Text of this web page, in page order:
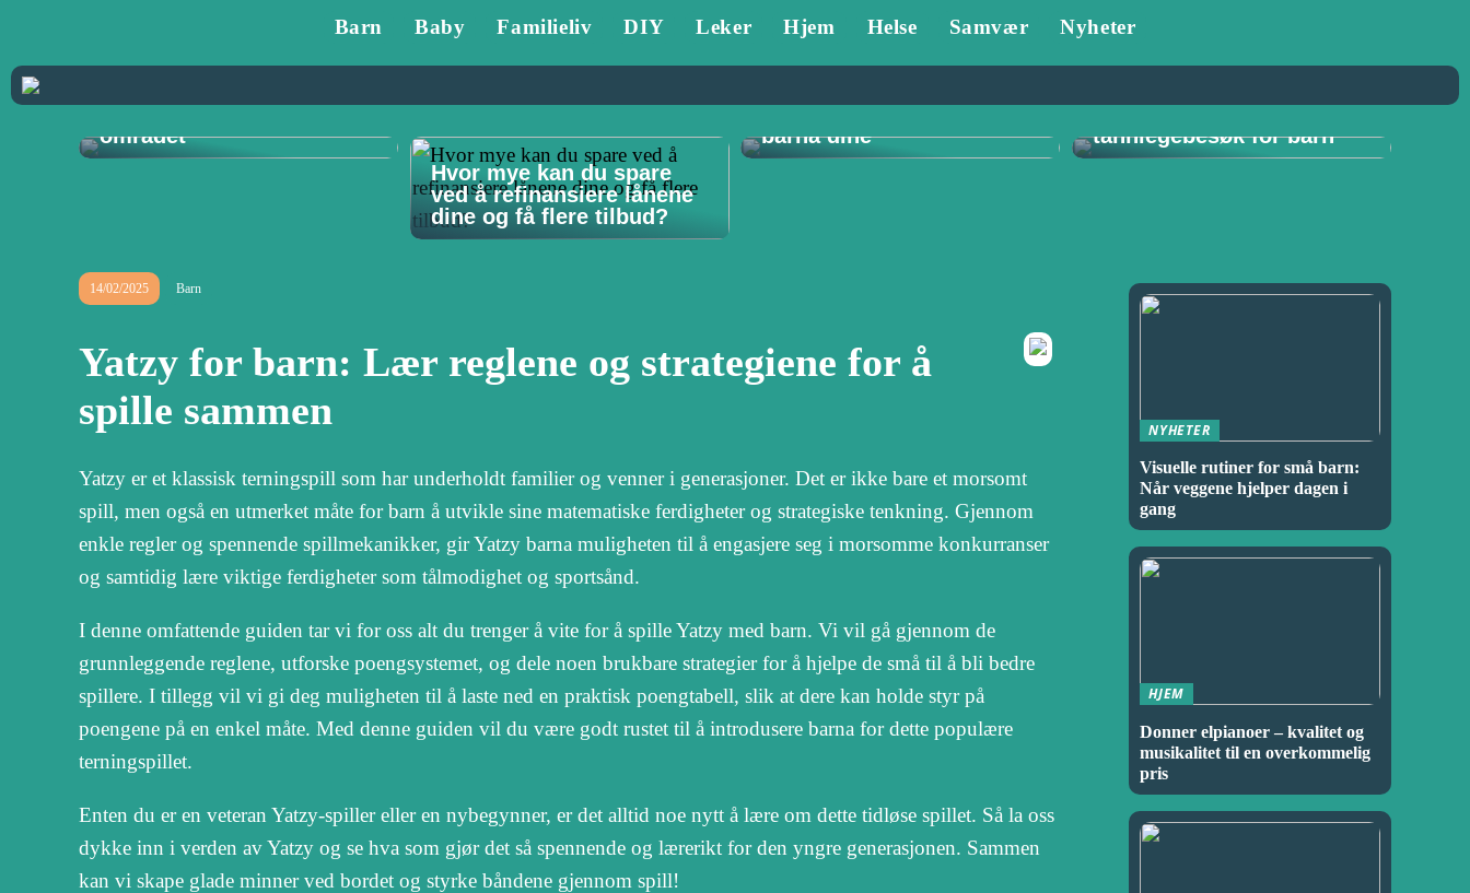
Barn Baby Familieliv DIY Leker Hjem Helse Samvær Nyheter
Tannlege på Vøyenenga:
området
Hvor mye kan du spare
ved å refinansiere lånene
dine og få flere tilbud?
barna dine
Tannlege i Porsgrunn:
tannlegebesøk for barn
14/02/2025 Barn
Yatzy for barn: Lær reglene og strategiene for å
spille sammen
Yatzy er et klassisk terningspill som har underholdt familier og venner i generasjoner. Det er ikke bare et morsomt
spill, men også en utmerket måte for barn å utvikle sine matematiske ferdigheter og strategiske tenkning. Gjennom
enkle regler og spennende spillmekanikker, gir Yatzy barna muligheten til å engasjere seg i morsomme konkurranser
og samtidig lære viktige ferdigheter som tålmodighet og sportsånd.
I denne omfattende guiden tar vi for oss alt du trenger å vite for å spille Yatzy med barn. Vi vil gå gjennom de
grunnleggende reglene, utforske poengsystemet, og dele noen brukbare strategier for å hjelpe de små til å bli bedre
spillere. I tillegg vil vi gi deg muligheten til å laste ned en praktisk poengtabell, slik at dere kan holde styr på
poengene på en enkel måte. Med denne guiden vil du være godt rustet til å introdusere barna for dette populære
terningspillet.
Enten du er en veteran Yatzy-spiller eller en nybegynner, er det alltid noe nytt å lære om dette tidløse spillet. Så la oss
dykke inn i verden av Yatzy og se hva som gjør det så spennende og lærerikt for den yngre generasjonen. Sammen
kan vi skape glade minner ved bordet og styrke båndene gjennom spill!
NYHETER
Visuelle rutiner for små barn:
Når veggene hjelper dagen i
gang
HJEM
Donner elpianoer – kvalitet og
musikalitet til en overkommelig
pris